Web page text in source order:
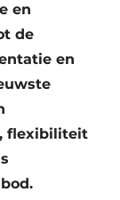
en
de
en
flexibiliteit